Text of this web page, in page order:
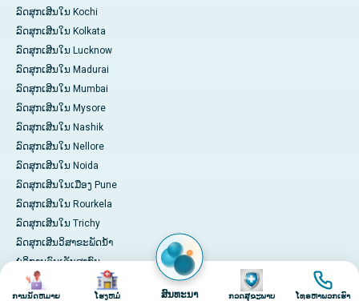
ລົດສຸກເສີນໃນ Kochi
ລົດສຸກເສີນໃນ Kolkata
ລົດສຸກເສີນໃນ Lucknow
ລົດສຸກເສີນໃນ Madurai
ລົດສຸກເສີນໃນ Mumbai
ລົດສຸກເສີນໃນ Mysore
ລົດສຸກເສີນໃນ Nashik
ລົດສຸກເສີນໃນ Nellore
ລົດສຸກເສີນໃນ Noida
ລົດສຸກເສີນໃນເມືອງ Pune
ລົດສຸກເສີນໃນ Rourkela
ລົດສຸກເສີນໃນ Trichy
ລົດສຸກເສີນວິສາຂະພັດນ້ຳ
ບໍລິການຄົນເຈັບສາກົນ
ຈ່າຍເງິນ Online
ຮູບພາບ
ການນັດຫມາຍ
ຮູບພາບ
ໂຮງຫມໍ ສົນທະນາ
ຮູບພາບ
ກວດສຸຂະພາບ
ຮູບພາບ
ໂທຣຫາພວກເຮົາ